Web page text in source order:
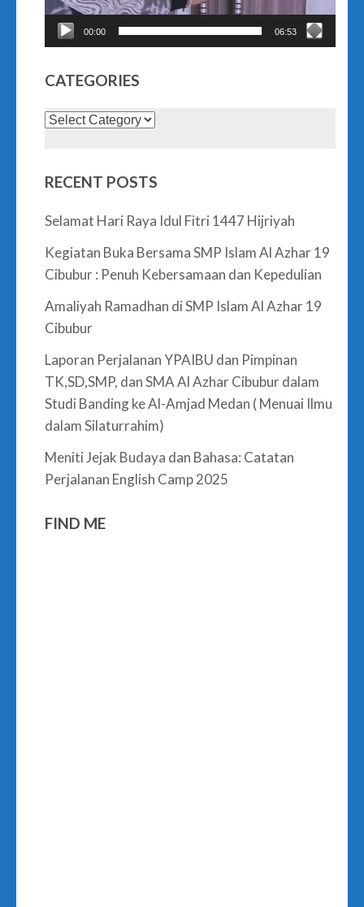
00:00 06:53
CATEGORIES
Categories
RECENT POSTS
Selamat Hari Raya Idul Fitri 1447 Hijriyah
Kegiatan Buka Bersama SMP Islam Al Azhar 19
Cibubur : Penuh Kebersamaan dan Kepedulian
Amaliyah Ramadhan di SMP Islam Al Azhar 19
Cibubur
Laporan Perjalanan YPAIBU dan Pimpinan
TK,SD,SMP, dan SMA Al Azhar Cibubur dalam
Studi Banding ke Al-Amjad Medan ( Menuai Ilmu
dalam Silaturrahim)
Meniti Jejak Budaya dan Bahasa: Catatan
Perjalanan English Camp 2025
FIND ME